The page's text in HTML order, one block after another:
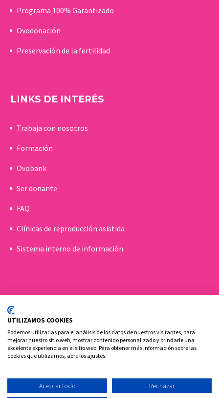
Programa 100% Garantizado
Ovodonación
Preservación de la fertilidad
LINKS DE INTERÉS
Trabaja con nosotros
Formación
Ovobank
Ser donante
FAQ
Clínicas de reproducción asistida
Sistema interno de información
UTILIZAMOS COOKIES
Podemos utilizarlas para el análisis de los datos de nuestros visitantes, para
mejorar nuestro sitio web, mostrar contenido personalizado y brindarle una
excelente experiencia en el sitio web. Para obtener más información sobre las
cookies que utilizamos, abre los ajustes.
Aceptar todo Rechazar